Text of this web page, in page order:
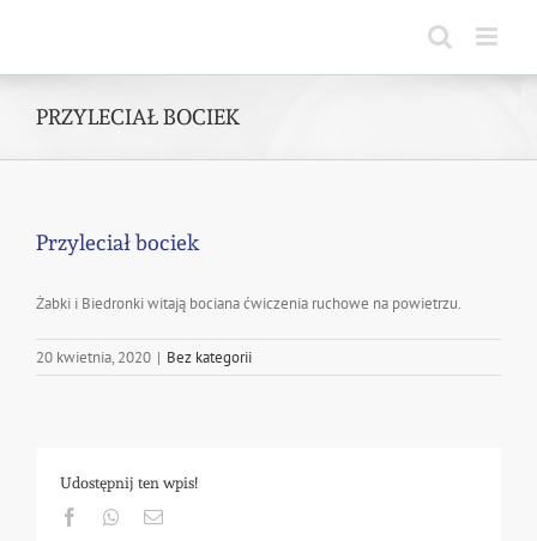
PRZYLECIAŁ BOCIEK
Przyleciał bociek
Żabki i Biedronki witają bociana ćwiczenia ruchowe na powietrzu.
20 kwietnia, 2020 | Bez kategorii
Udostępnij ten wpis!
FacebookWhatsapp
Email